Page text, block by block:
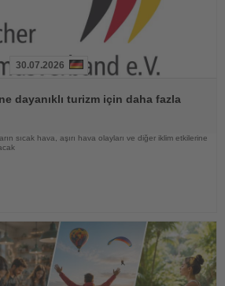
30.07.2026
dayanıklı turizm için daha fazla
sıcak hava, aşırı hava olayları ve diğer iklim etkilerine